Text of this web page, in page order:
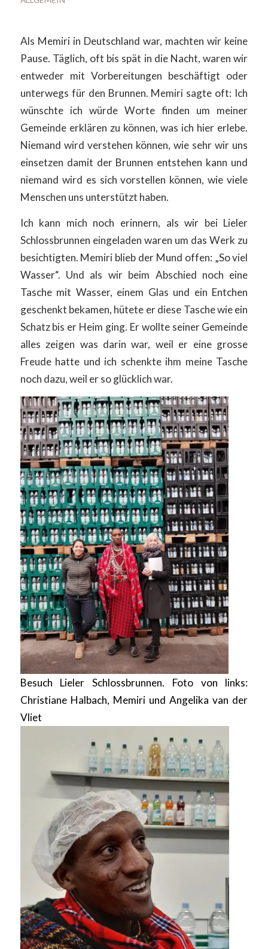
Als Memiri in Deutschland war, machten wir keine
Pause. Täglich, oft bis spät in die Nacht, waren wir
entweder mit Vorbereitungen beschäftigt oder
unterwegs für den Brunnen. Memiri sagte oft: Ich
wünschte ich würde Worte finden um meiner
Gemeinde erklären zu können, was ich hier erlebe.
Niemand wird verstehen können, wie sehr wir uns
einsetzen damit der Brunnen entstehen kann und
niemand wird es sich vorstellen können, wie viele
Menschen uns unterstützt haben.
Ich kann mich noch erinnern, als wir bei Lieler
Schlossbrunnen eingeladen waren um das Werk zu
besichtigten. Memiri blieb der Mund offen: „So viel
Wasser“. Und als wir beim Abschied noch eine
Tasche mit Wasser, einem Glas und ein Entchen
geschenkt bekamen, hütete er diese Tasche wie ein
Schatz bis er Heim ging. Er wollte seiner Gemeinde
alles zeigen was darin war, weil er eine grosse
Freude hatte und ich schenkte ihm meine Tasche
noch dazu, weil er so glücklich war.
Besuch Lieler Schlossbrunnen. Foto von links:
Christiane Halbach, Memiri und Angelika van der
Vliet